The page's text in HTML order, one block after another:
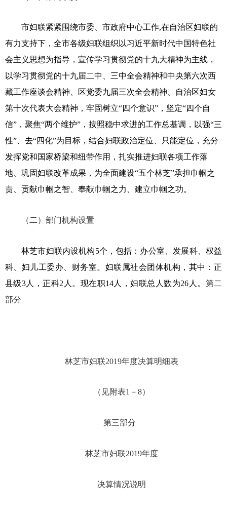
市妇联紧紧围绕市委、市政府中心工作,在自治区妇联的
有力支持下，全市各级妇联组织以习近平新时代中国特色社
会主义思想为指导，宣传学习贯彻党的十九大精神为主线，
以学习贯彻党的十九届二中、三中全会精神和中央第六次西
藏工作座谈会精神、区党委九届三次全会精神、自治区妇女
第十次代表大会精神，牢固树立“四个意识”，坚定“四个自
信”，聚焦“两个维护”，按照稳中求进的工作总基调，以强“三
性”、去“四化”为目标，结合妇联政治定位、只能定位，充分
发挥党和国家桥梁和纽带作用，扎实推进妇联各项工作落
地、巩固妇联改革成果，为全面建设“五个林芝”承担巾帼之
责、贡献巾帼之智、奉献巾帼之力、建立巾帼之功。
（二） 部门机构设置
林芝市妇联内设机构5个，包括：办公室、发展科、权益
科、妇儿工委办、财务室。妇联属社会团体机构，其中：正
县级3人，正科2人。现在职14人，妇联总人数为26人。 第二
部分
林芝市妇联2019年度决算明细表
（见附表1－8）
第三部分
林芝市妇联2019年度
决算情况说明